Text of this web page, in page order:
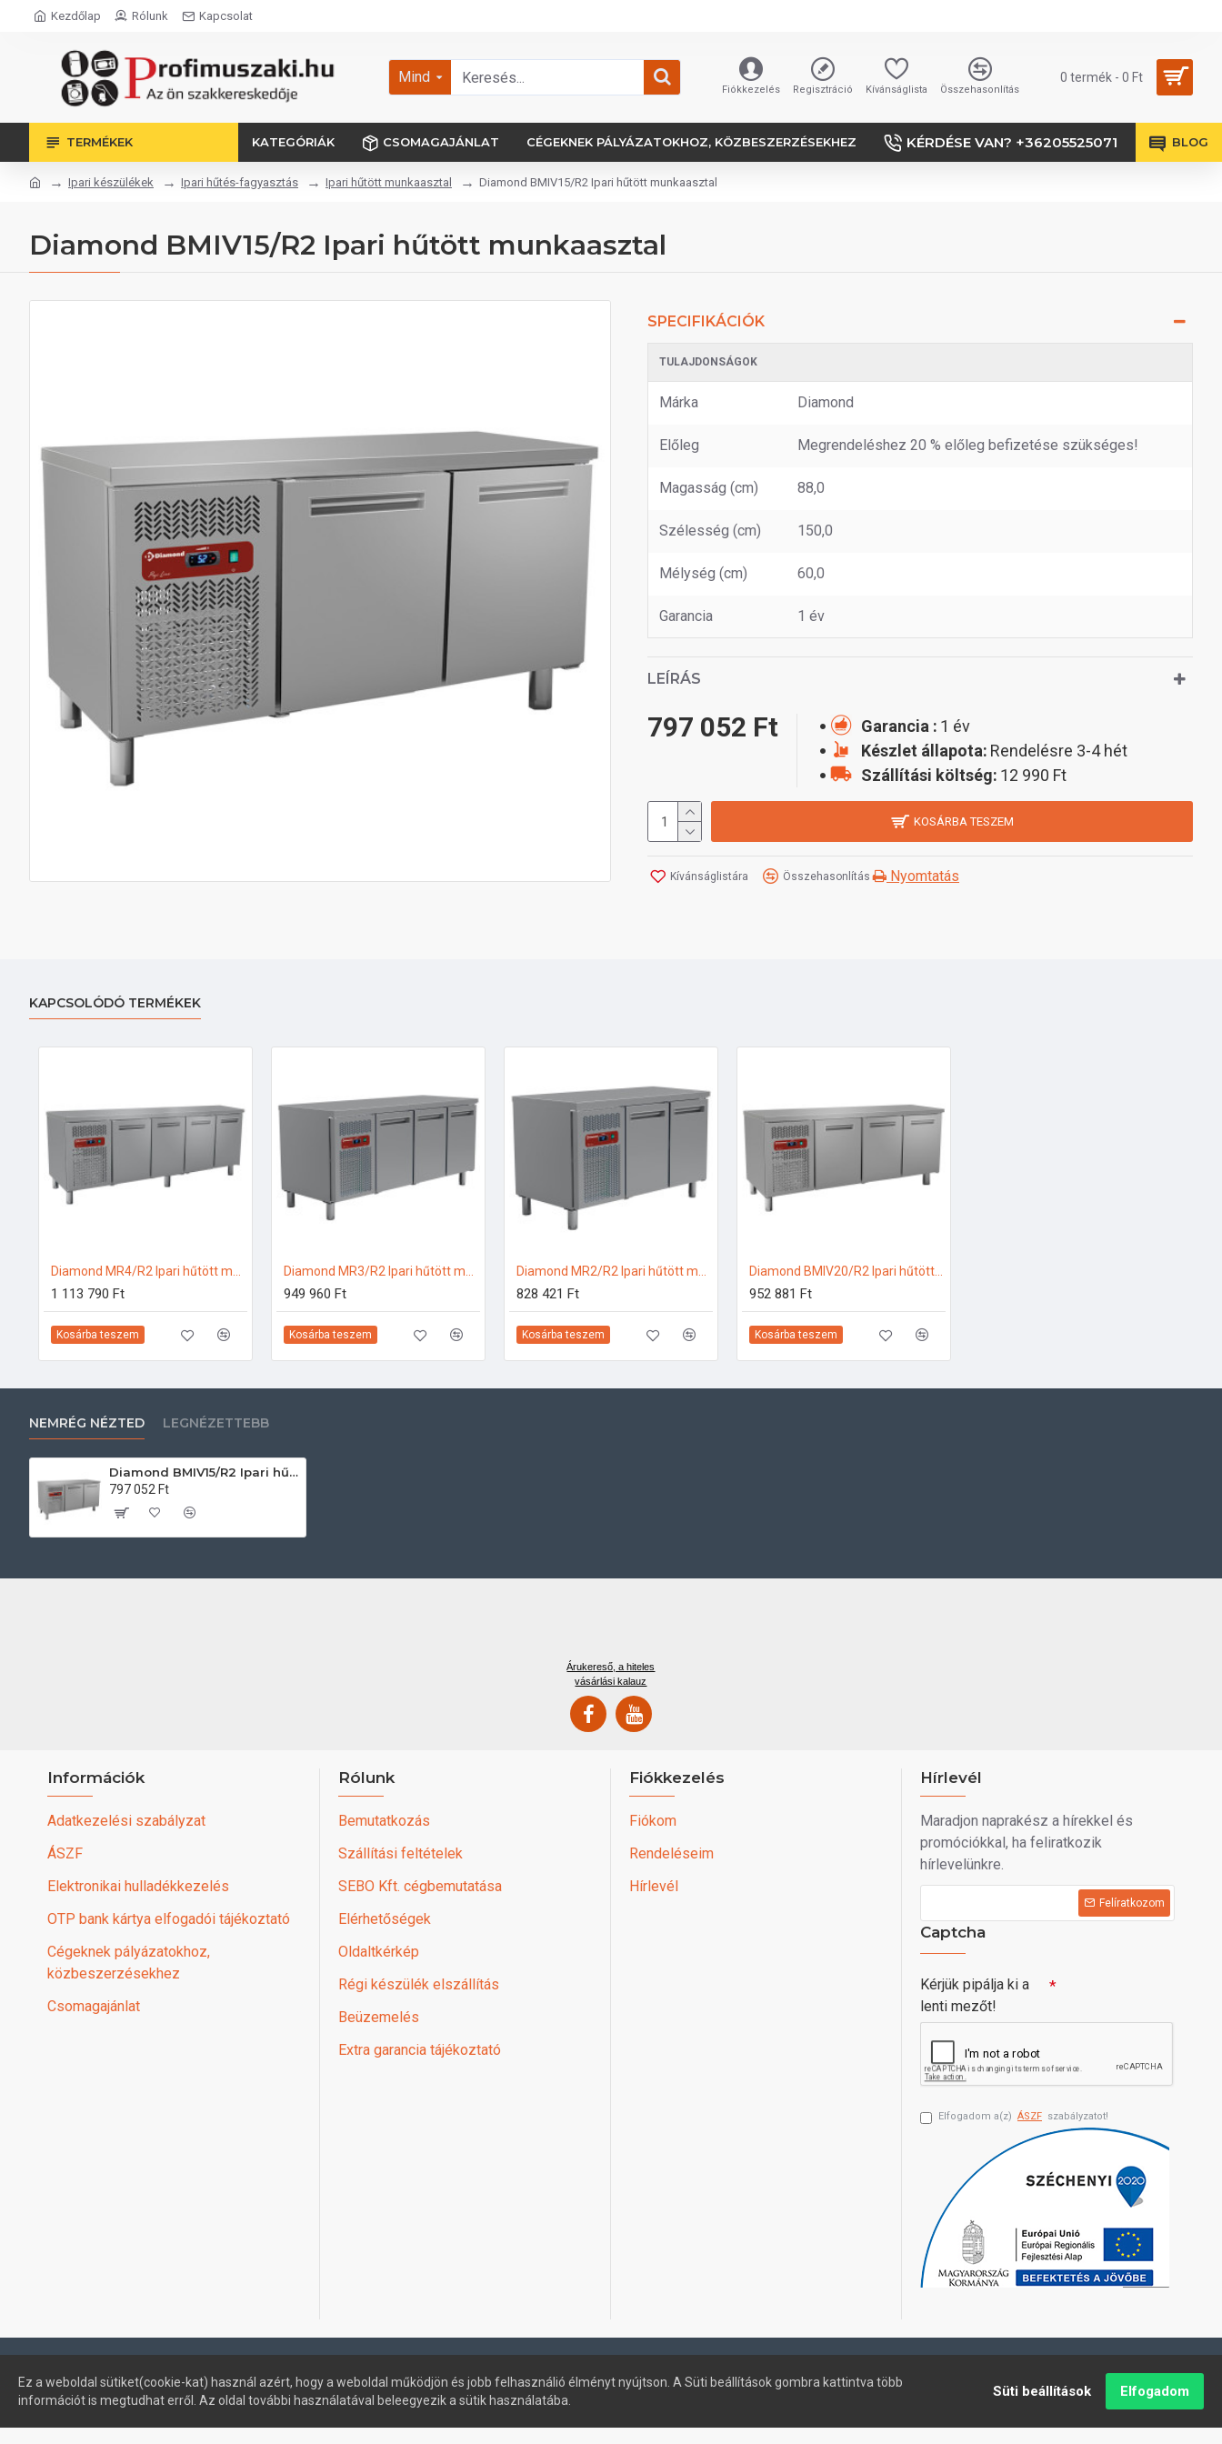
Kezdőlap Rólunk Kapcsolat
Mind
Fiókkezelés Regisztráció Kívánságlista Összehasonlítás
0 termék - 0 Ft
TERMÉKEK KATEGÓRIÁK CSOMAGAJÁNLAT CÉGEKNEK PÁLYÁZATOKHOZ, KÖZBESZERZÉSEKHEZ KÉRDÉSE VAN? +36205525071 BLOG
Ipari készülékek Ipari hűtés-fagyasztás Ipari hűtött munkaasztal Diamond BMIV15/R2 Ipari hűtött munkaasztal
Diamond BMIV15/R2 Ipari hűtött munkaasztal
SPECIFIKÁCIÓK
TULAJDONSÁGOK
Márka Diamond
Előleg Megrendeléshez 20 % előleg befizetése szükséges!
Magasság (cm) 88,0
Szélesség (cm) 150,0
Mélység (cm) 60,0
Garancia 1 év
LEÍRÁS
797 052 Ft Garancia : 1 év
Készlet állapota: Rendelésre 3-4 hét
Szállítási költség: 12 990 Ft
KOSÁRBA TESZEM
Kívánságlistára Összehasonlítás Nyomtatás
KAPCSOLÓDÓ TERMÉKEK
1 113 790 Ft
Kosárba teszem
949 960 Ft
Kosárba teszem
828 421 Ft
Kosárba teszem
Diamond BMIV20/R2 Ipari hűtött munkaasztal
952 881 Ft
Kosárba teszem
NEMRÉG NÉZTED LEGNÉZETTEBB
Diamond BMIV15/R2 Ipari hűtött munkaasztal
797 052 Ft
Árukereső, a hiteles
vásárlási kalauz
Információk
Adatkezelési szabályzat
ÁSZF
Elektronikai hulladékkezelés
OTP bank kártya elfogadói tájékoztató
Cégeknek pályázatokhoz,
közbeszerzésekhez
Csomagajánlat
Rólunk
Bemutatkozás
Szállítási feltételek
SEBO Kft. cégbemutatása
Elérhetőségek
Oldaltkérkép
Régi készülék elszállítás
Beüzemelés
Extra garancia tájékoztató
Fiókkezelés
Fiókom
Rendeléseim
Hírlevél
Hírlevél
Maradjon naprakész a hírekkel és
promóciókkal, ha feliratkozik
hírlevelünkre.
Felíratkozom
Captcha
Kérjük pipálja ki a
lenti mezőt!
Elfogadom a(z) ÁSZF szabályzatot!
Ez a weboldal sütiket(cookie-kat) használ azért, hogy a weboldal működjön és jobb felhasználió élményt nyújtson. A Süti beállítások gombra kattintva több
információt is megtudhat erről. Az oldal további használatával beleegyezik a sütik használatába.
Süti beállítások Elfogadom